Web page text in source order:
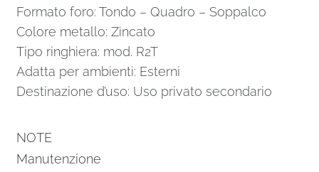
Formato foro: Tondo – Quadro – Soppalco
Colore metallo: Zincato
Tipo ringhiera: mod. R2T
Adatta per ambienti: Esterni
Destinazione d’uso: Uso privato secondario
NOTE
Manutenzione